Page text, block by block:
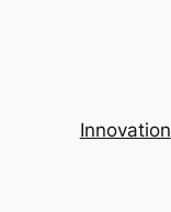
Innovation